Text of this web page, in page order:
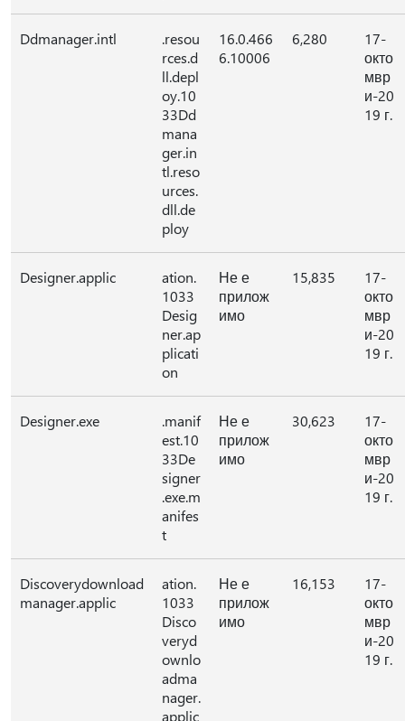
Ddmanager.intl
.resou
rces.d
ll.depl
oy.10
33Dd
mana
ger.in
tl.reso
urces.
dll.de
ploy
16.0.466
6.10006
6,280
17-
окто
мвр
и-20
19 г.
Designer.applic
ation.
1033
Desig
ner.ap
plicati
on
Не е
прилож
имо
15,835
17-
окто
мвр
и-20
19 г.
Designer.exe
.manif
est.10
33De
signer
.exe.m
anifes
t
Не е
прилож
имо
30,623
17-
окто
мвр
и-20
19 г.
Discoverydownload
manager.applic
ation.
1033
Disco
veryd
ownlo
adma
nager.
applic
Не е
прилож
имо
16,153
17-
окто
мвр
и-20
19 г.